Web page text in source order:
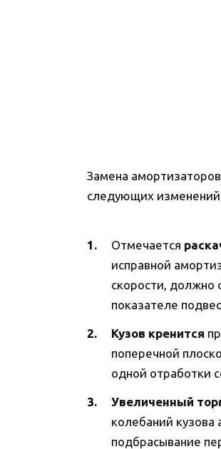
Замена
следующих
Отмечается
исправной
скорости, должно
показателе
Кузов кренится
поперечной
одной отработки
Увеличенный
колебаний
подбрасывание